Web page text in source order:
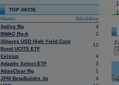
TOP AKCIE
Název
Návštěvy
Agilyx Rg
4
BWAQ Rg-A
2
iShares USD High Yield Corp
Bond UCITS ETF
12
Celsius
4
Adaptiv Select ETF
3
AtlasClear Rg
1
JPM BetaBuildrs Jp
4